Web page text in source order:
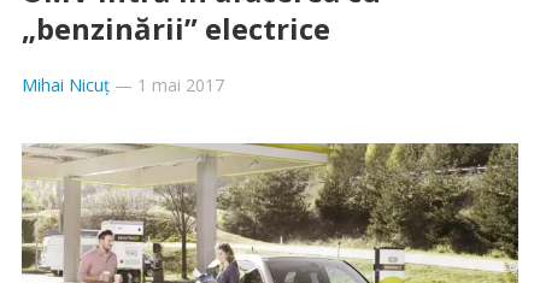
„benzinării” electrice
Mihai Nicuț— 1 mai 2017